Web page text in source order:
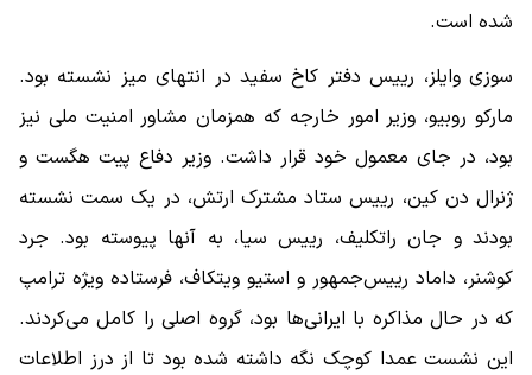
شده است.
سوزی وایلز، رییس دفتر کاخ سفید در انتهای میز نشسته بود.
مارکو روبیو، وزیر امور خارجه که همزمان مشاور امنیت ملی نیز
بود، در جای معمول خود قرار داشت. وزیر دفاع پیت هگست و
ژنرال دن کین، رییس ستاد مشترک ارتش، در یک سمت نشسته
بودند و جان راتکلیف، رییس سیا، به آنها پیوسته بود. جرد
کوشنر، داماد رییس‌جمهور و استیو ویتکاف، فرستاده ویژه ترامپ
که در حال مذاکره با ایرانی‌ها بود، گروه اصلی را کامل می‌کردند.
این نشست عمدا کوچک نگه داشته شده بود تا از درز اطلاعات